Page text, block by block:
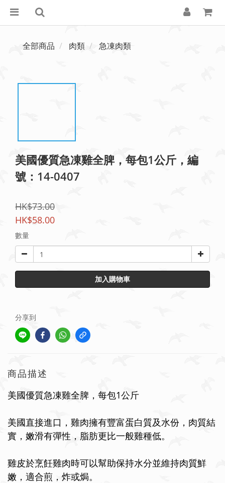
全部商品 肉類 急凍肉類
美國優質急凍雞全脾，每包1公斤，編
號：14-0407
HK$73.00
HK$58.00
數量
加入購物車
分享到
商品描述
美國優質急凍雞全脾，每包1公斤
美國直接進口，雞肉擁有豐富蛋白質及水份，肉質結
實，嫩滑有彈性，脂肪更比一般雞種低。
雞皮於烹飪雞肉時可以幫助保持水分並維持肉質鮮
嫩，適合煎，炸或焗。